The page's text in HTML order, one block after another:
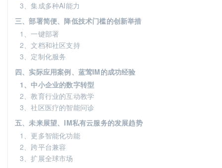
3、集成多种AI能力
三、部署简便、降低技术门槛的创新举措
1、一键部署
2、文档和社区支持
3、定制化服务
四、实际应用案例、蓝莺IM的成功经验
1、中小企业的数字转型
2、教育行业的互动教学
3、社区医疗的智能问诊
五、未来展望、IM私有云服务的发展趋势
1、更多智能化功能
2、跨平台兼容
3、扩展全球市场